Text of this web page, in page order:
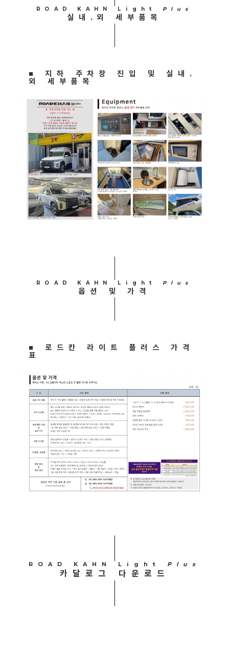
ROAD KAHN Light Plus
실내.외 세부품목
■ 지하 주차장 진입 및 실내.
외 세부품목
ROAD KAHN Light Plus
옵션 및 가격
■ 로드칸 라이트 플러스 가격
표
ROAD KAHN Light Plus
카달로그 다운로드